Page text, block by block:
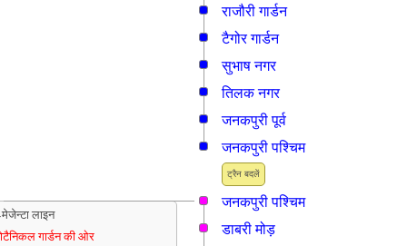
राजौरी गार्डन
टैगोर गार्डन
सुभाष नगर
तिलक नगर
जनकपुरी पूर्व
ट्रैन बदलें
जनकपुरी पश्चिम
जनकपुरी पश्चिम
लाइन
गार्डन की ओर
डाबरी मोड़